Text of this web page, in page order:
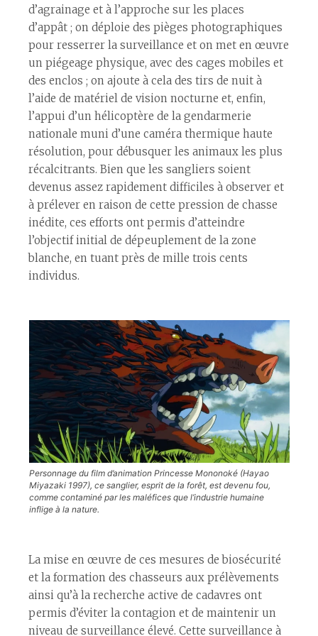
d’agrainage et à l’approche sur les places
d’appât ; on déploie des pièges photographiques
pour resserrer la surveillance et on met en œuvre
un piégeage physique, avec des cages mobiles et
des enclos ; on ajoute à cela des tirs de nuit à
l’aide de matériel de vision nocturne et, enfin,
l’appui d’un hélicoptère de la gendarmerie
nationale muni d’une caméra thermique haute
résolution, pour débusquer les animaux les plus
récalcitrants. Bien que les sangliers soient
devenus assez rapidement difficiles à observer et
à prélever en raison de cette pression de chasse
inédite, ces efforts ont permis d’atteindre
l’objectif initial de dépeuplement de la zone
blanche, en tuant près de mille trois cents
individus.
Personnage du film d’animation Princesse Mononoké (Hayao
Miyazaki 1997), ce sanglier, esprit de la forêt, est devenu fou,
comme contaminé par les maléfices que l’industrie humaine
inflige à la nature.
La mise en œuvre de ces mesures de biosécurité
et la formation des chasseurs aux prélèvements
ainsi qu’à la recherche active de cadavres ont
permis d’éviter la contagion et de maintenir un
niveau de surveillance élevé. Cette surveillance à